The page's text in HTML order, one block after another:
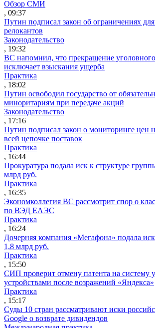
Обзор СМИ
, 09:37
Путин подписал закон об ограничениях
релокантов
Законодательство
, 19:32
ВС напомнил, что прекращение
исключает взыскания ущерба
Практика
, 18:02
Путин освободил государство от
миноритариям при передаче акций
Законодательство
, 17:16
Путин подписал закон о мониторинге цен
всей цепочке поставок
Практика
, 16:44
Прокуратура подала иск к структуре
млрд руб.
Практика
, 16:35
Экономколлегия ВС рассмотрит спор о
по ВЭД ЕАЭС
Практика
, 16:24
Дочерняя компания «Мегафона» подала
1,8 млрд руб.
Практика
, 15:50
СИП проверит отмену патента на систему
устройствами после возражений «Яндекса»
Практика
, 15:17
Суды 10 стран рассматривают иски
Google о возврате дивидендов